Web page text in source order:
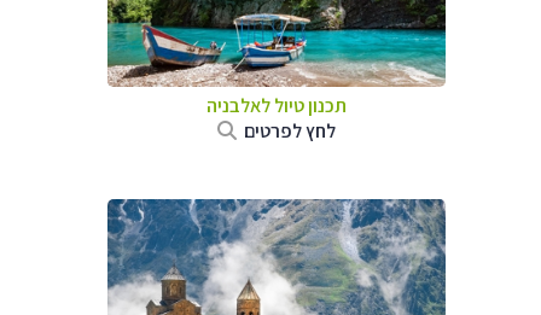
תכנון טיול לאלבניה
לחץ לפרטים